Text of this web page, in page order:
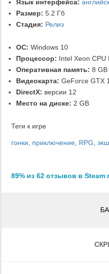
Язык интерфейса:
Размер: 5.2 Гб
Стадия: Релиз
ОС: Windows 10
Процессор: Intel Xeon
Оперативная память: 8
Видеокарта: GeForce GTX
DirectX: версии 12
Место на диске: 2 GB
Теги к игре
гонки, приключение, RPG,
89% из 62 отзывов в Steam